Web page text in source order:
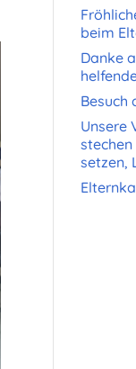
beim
Danke
Besuch
Unsere
stechen
setzen,